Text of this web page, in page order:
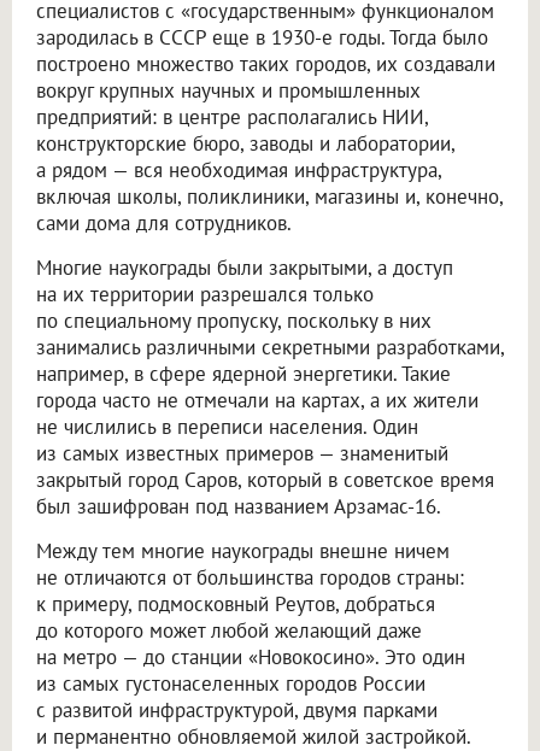
специалистов с «государственным» функционалом
зародилась в СССР еще в 1930-е годы. Тогда было
построено множество таких городов, их создавали
вокруг крупных научных и промышленных
предприятий: в центре располагались НИИ,
конструкторские бюро, заводы и лаборатории,
а рядом — вся необходимая инфраструктура,
включая школы, поликлиники, магазины и, конечно,
сами дома для сотрудников.
Многие наукограды были закрытыми, а доступ
на их территории разрешался только
по специальному пропуску, поскольку в них
занимались различными секретными разработками,
например, в сфере ядерной энергетики. Такие
города часто не отмечали на картах, а их жители
не числились в переписи населения. Один
из самых известных примеров — знаменитый
закрытый город Саров, который в советское время
был зашифрован под названием Арзамас-16.
Между тем многие наукограды внешне ничем
не отличаются от большинства городов страны:
к примеру, подмосковный Реутов, добраться
до которого может любой желающий даже
на метро — до станции «Новокосино». Это один
из самых густонаселенных городов России
с развитой инфраструктурой, двумя парками
и перманентно обновляемой жилой застройкой.